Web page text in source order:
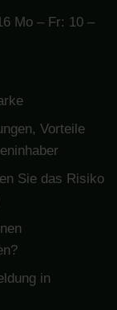
Mo – Fr: 10 –
Vorteile
Sie das Risiko
in